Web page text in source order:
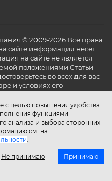
с целью повышения удобства
функциями
анализа и выбора сторонних
см. на
.
Не принимаю Принимаю
© 2009-2026 Все права
сайте информация несёт
на сайте не является
положениями Статьи
во всех для вас
и условиях его